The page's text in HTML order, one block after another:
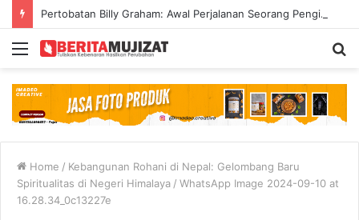
Pertobatan Billy Graham: Awal Perjalanan Seorang Penginjil Dunia
Menu
Home / Kebangunan Rohani di Nepal: Gelombang Baru
Spiritualitas di Negeri Himalaya / WhatsApp Image 2024-09-10 at
16.28.34_0c13227e